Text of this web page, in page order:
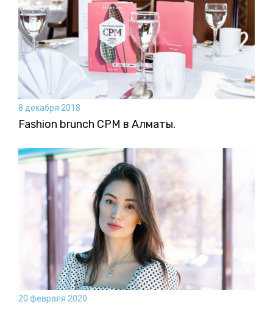
8 декабря 2018
Fashion brunch CPM в Алматы.
20 февраля 2020